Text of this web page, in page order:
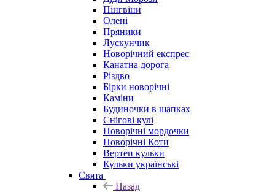
Пінгвіни
Олені
Пряники
Лускунчик
Новорічний експрес
Канатна дорога
Різдво
Бірки новорічні
Каміни
Будиночки в шапках
Снігові кулі
Новорічні мордочки
Новорічні Коти
Вертеп кульки
Кульки українські
Свята
Назад